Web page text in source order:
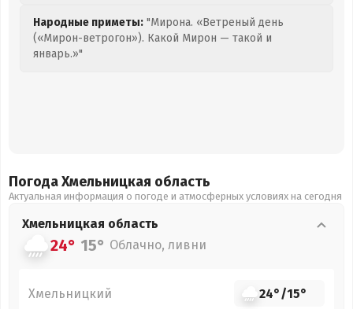
Народные приметы: "Мирона. «Ветреный день
(«Мирон-ветрогон»). Какой Мирон — такой и
январь.»"
Погода Хмельницкая область
Актуальная информация о погоде и атмосферных условиях на сегодня
Хмельницкая область
24° 15° Облачно, ливни
Хмельницкий 24°/15°